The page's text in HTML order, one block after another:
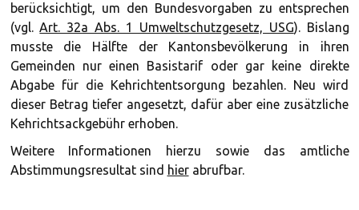
berücksichtigt, um den Bundesvorgaben zu entsprechen
(vgl.Art. 32a Abs. 1 Umweltschutzgesetz, USG). Bislang
musste die Hälfte der Kantonsbevölkerung in ihren
Gemeinden nur einen Basistarif oder gar keine direkte
Abgabe für die Kehrichtentsorgung bezahlen. Neu wird
dieser Betrag tiefer angesetzt, dafür aber eine zusätzliche
Kehrichtsackgebühr erhoben.
Weitere Informationen hierzu sowie das amtliche
Abstimmungsresultat sind hierabrufbar.